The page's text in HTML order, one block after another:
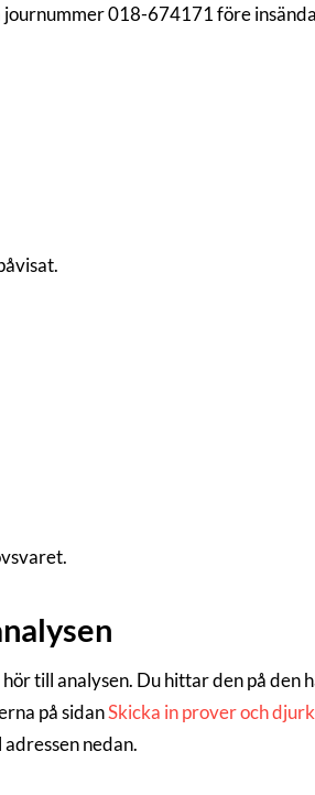
018-674171 före
till analysen. Du hittar den på den
på sidanSkicka in prover och
nedan.